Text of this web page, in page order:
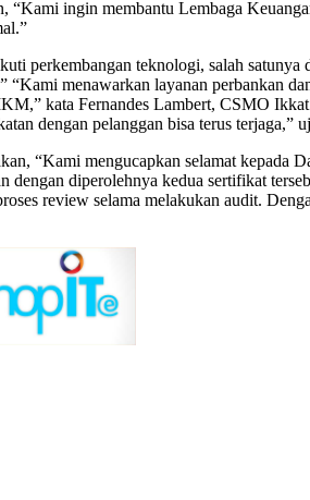
ingin membantu Lembaga
perkembangan teknologi, salah
menawarkan layanan perbankan
kata Fernandes Lambert, CSMO
dengan pelanggan bisa terus
“Kami mengucapkan selamat kepada
diperolehnya kedua sertifikat
review selama melakukan audit.